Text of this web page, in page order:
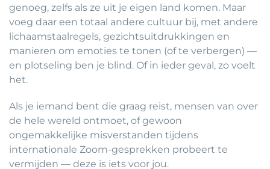
genoeg, zelfs als ze uit je eigen land komen. Maar
voeg daar een totaal andere cultuur bij, met andere
lichaamstaalregels, gezichtsuitdrukkingen en
manieren om emoties te tonen (of te verbergen) —
en plotseling ben je blind. Of in ieder geval, zo voelt
het.
Als je iemand bent die graag reist, mensen van over
de hele wereld ontmoet, of gewoon
ongemakkelijke misverstanden tijdens
internationale Zoom-gesprekken probeert te
vermijden — deze is iets voor jou.